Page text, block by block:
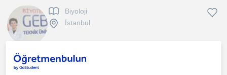
Biyoloji
İstanbul
Derslerimi anlatım, soru-cevap ve aktif katılım temelli
yürütüyorum. Konuları önce net ve anlaşılır bir şekilde açı...